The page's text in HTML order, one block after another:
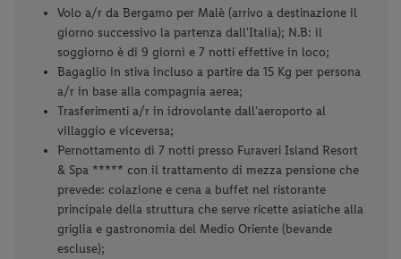
Volo a/r da Bergamo per Malè (arrivo a destinazione il
giorno successivo la partenza dall'Italia); N.B: il
soggiorno è di 9 giorni e 7 notti effettive in loco;
Bagaglio in stiva incluso a partire da 15 Kg per persona
a/r in base alla compagnia aerea;
Trasferimenti a/r in idrovolante dall’aeroporto al
villaggio e viceversa;
Pernottamento di 7 notti presso Furaveri Island Resort
& Spa ***** con il trattamento di mezza pensione che
prevede: colazione e cena a buffet nel ristorante
principale della struttura che serve ricette asiatiche alla
griglia e gastronomia del Medio Oriente (bevande
escluse);